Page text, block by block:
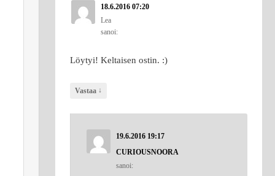
18.6.2016 07:20
Lea
sanoi:
Löytyi! Keltaisen ostin. :)
Vastaa ↓
19.6.2016 19:17
CURIOUSNOORA
sanoi: